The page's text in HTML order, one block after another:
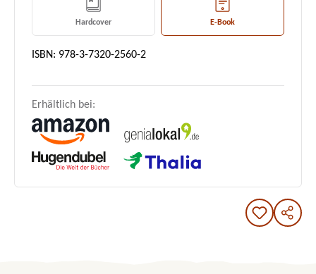
Hardcover E-Book
ISBN: 978-3-7320-2560-2
Erhältlich bei: